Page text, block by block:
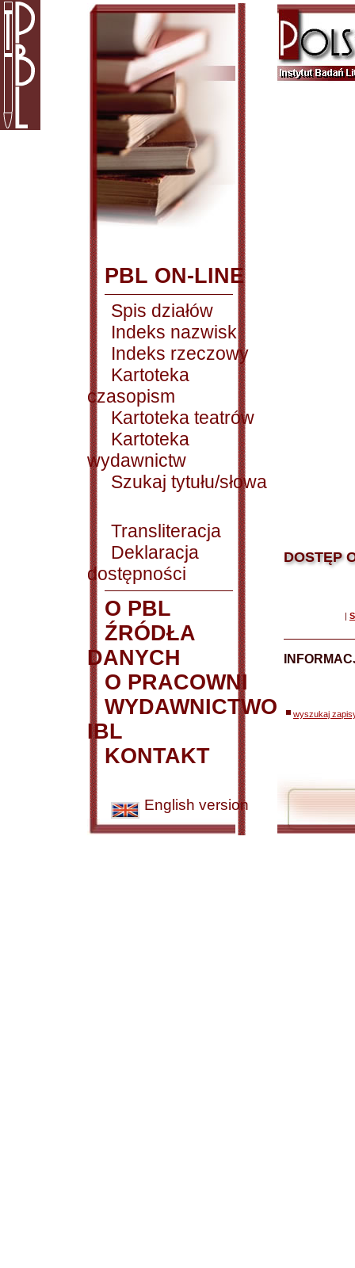
PBL ON-LINE
Spis działów
Indeks nazwisk
Indeks rzeczowy
Kartoteka
czasopism
Kartoteka teatrów
Kartoteka
wydawnictw
Szukaj tytułu/słowa
Transliteracja
Deklaracja
dostępności
O PBL
ŹRÓDŁA
DANYCH
O PRACOWNI
WYDAWNICTWO
IBL
KONTAKT
English version
DOSTĘP
|
wyszukaj